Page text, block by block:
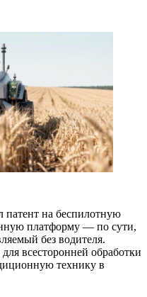
на беспилотную
платформу — по сути,
без водителя.
всесторонней обработки
технику в